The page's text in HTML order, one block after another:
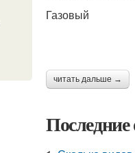
Газовый
читать дальше →
Последние